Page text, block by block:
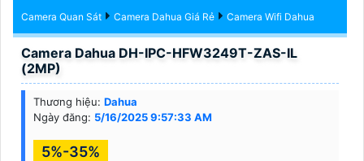
Camera Quan Sát Camera Dahua Giá Rẻ Camera Wifi Dahua
Camera Dahua DH-IPC-HFW3249T-ZAS-IL
(2MP)
Thương hiệu: Dahua
Ngày đăng: 5/16/2025 9:57:33 AM
5%-35%